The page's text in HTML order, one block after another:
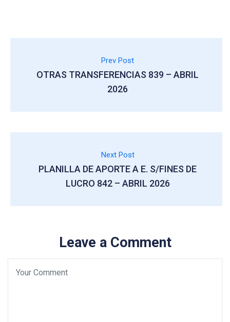
Prev Post
OTRAS TRANSFERENCIAS 839 – ABRIL
2026
Next Post
PLANILLA DE APORTE A E. S/FINES DE
LUCRO 842 – ABRIL 2026
Leave a Comment